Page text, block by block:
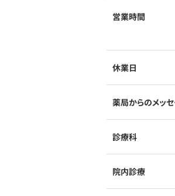
営業時間
休業日
薬局からのメッ
診療科
院内診療